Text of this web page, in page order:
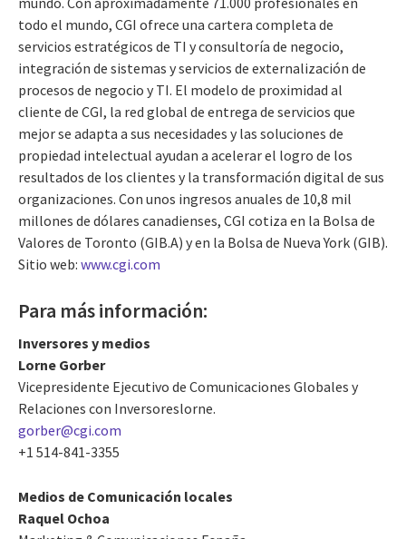
todo el mundo, CGI ofrece una cartera completa de
servicios estratégicos de TI y consultoría de negocio,
integración de sistemas y servicios de externalización de
procesos de negocio y TI. El modelo de proximidad al
cliente de CGI, la red global de entrega de servicios que
mejor se adapta a sus necesidades y las soluciones de
propiedad intelectual ayudan a acelerar el logro de los
resultados de los clientes y la transformación digital de sus
organizaciones. Con unos ingresos anuales de 10,8 mil
millones de dólares canadienses, CGI cotiza en la Bolsa de
Valores de Toronto (GIB.A) y en la Bolsa de Nueva York (GIB).
Sitio web: www.cgi.com
Para más información:
Inversores y medios
Lorne Gorber
Vicepresidente Ejecutivo de Comunicaciones Globales y
Relaciones con Inversoreslorne.
gorber@cgi.com
+1 514-841-3355
Medios de Comunicación locales
Raquel Ochoa